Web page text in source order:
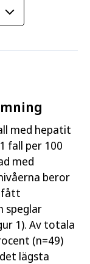
med hepatit
fall per 100
med
beror
fått
speglar
1). Av totala
(n=49)
lägsta